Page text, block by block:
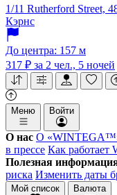
1/11 Rutherford Street,
Кэрнс
До центра: 157 м
317 ₽ за 2 чел., 5 ночей
Меню Войти
О нас О
в прессе Как работает
Полезная
риска Изменить даты
Мой список Валюта